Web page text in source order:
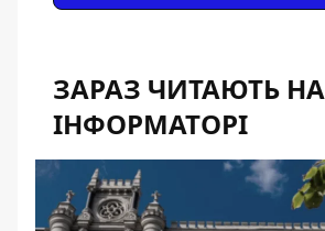
ЗАРАЗ ЧИТАЮТЬ НА
ІНФОРМАТОРІ